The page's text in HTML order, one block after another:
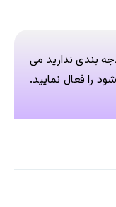
بندی ندارید می
را فعال نمایید.